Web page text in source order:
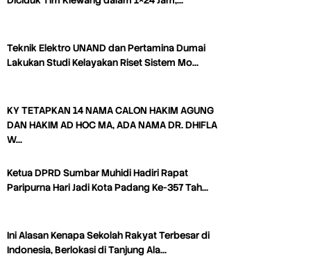
Teknik Elektro UNAND dan Pertamina Dumai
Lakukan Studi Kelayakan Riset Sistem Mo…
KY TETAPKAN 14 NAMA CALON HAKIM AGUNG
DAN HAKIM AD HOC MA, ADA NAMA DR. DHIFLA
W…
Ketua DPRD Sumbar Muhidi Hadiri Rapat
Paripurna Hari Jadi Kota Padang Ke-357 Tah…
Ini Alasan Kenapa Sekolah Rakyat Terbesar di
Indonesia, Berlokasi di Tanjung Ala…